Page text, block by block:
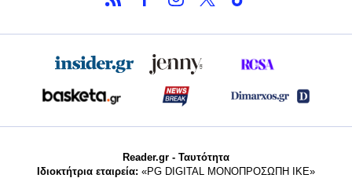
Reader.gr - Ταυτότητα
Ιδιοκτήτρια εταιρεία: «PG DIGITAL MONΟΠΡΟΣΩΠΗ ΙΚΕ»